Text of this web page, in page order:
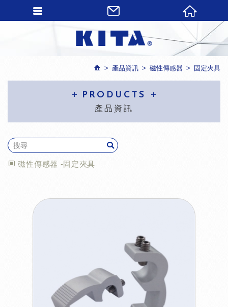
產品資訊 磁性傳感器 固定夾具
PRODUCTS
產品資訊
磁性傳感器 -固定夾具